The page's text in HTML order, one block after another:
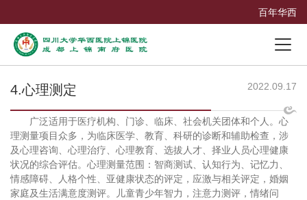
百年华西
4.心理测定 2022.09.17
广泛适用于医疗机构、门诊、临床、社会机关团体和个人。心
理测量项目众多，为临床医学、教育、科研的诊断和辅助检查，涉
及心理咨询、心理治疗、心理教育、选拔人才、择业人员心理健康
状况的综合评估。心理测量范围：智商测试、认知行为、记忆力、
情感障碍、人格个性、亚健康状态的评定，应激与相关评定，婚姻
家庭及生活满意度测评。儿童青少年智力，注意力测评，情绪问